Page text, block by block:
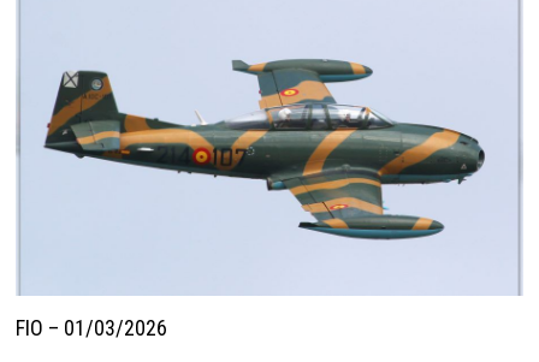
FIO – 01/03/2026